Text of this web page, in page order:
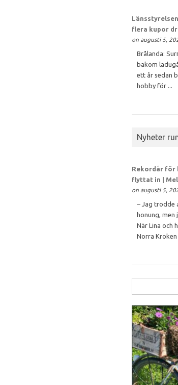
flera kupor
on augusti 5,
Brålanda:
bakom
ett år sedan
hobby för ...
Nyheter
Rekordår för
flyttat in |
on augusti 5,
– Jag trodde
honung, men
När Lina och
Norra Kroken
efter: